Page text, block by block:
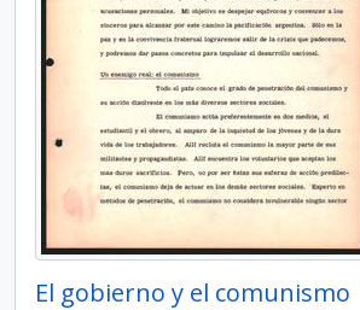
El gobierno y el comunismo